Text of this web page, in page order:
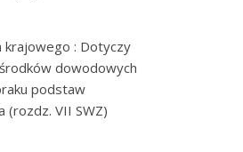
krajowego : Dotyczy
dowodowych
podstaw
(rozdz. VII SWZ)